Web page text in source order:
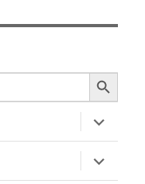
SEARCH
öffnen
öffnen